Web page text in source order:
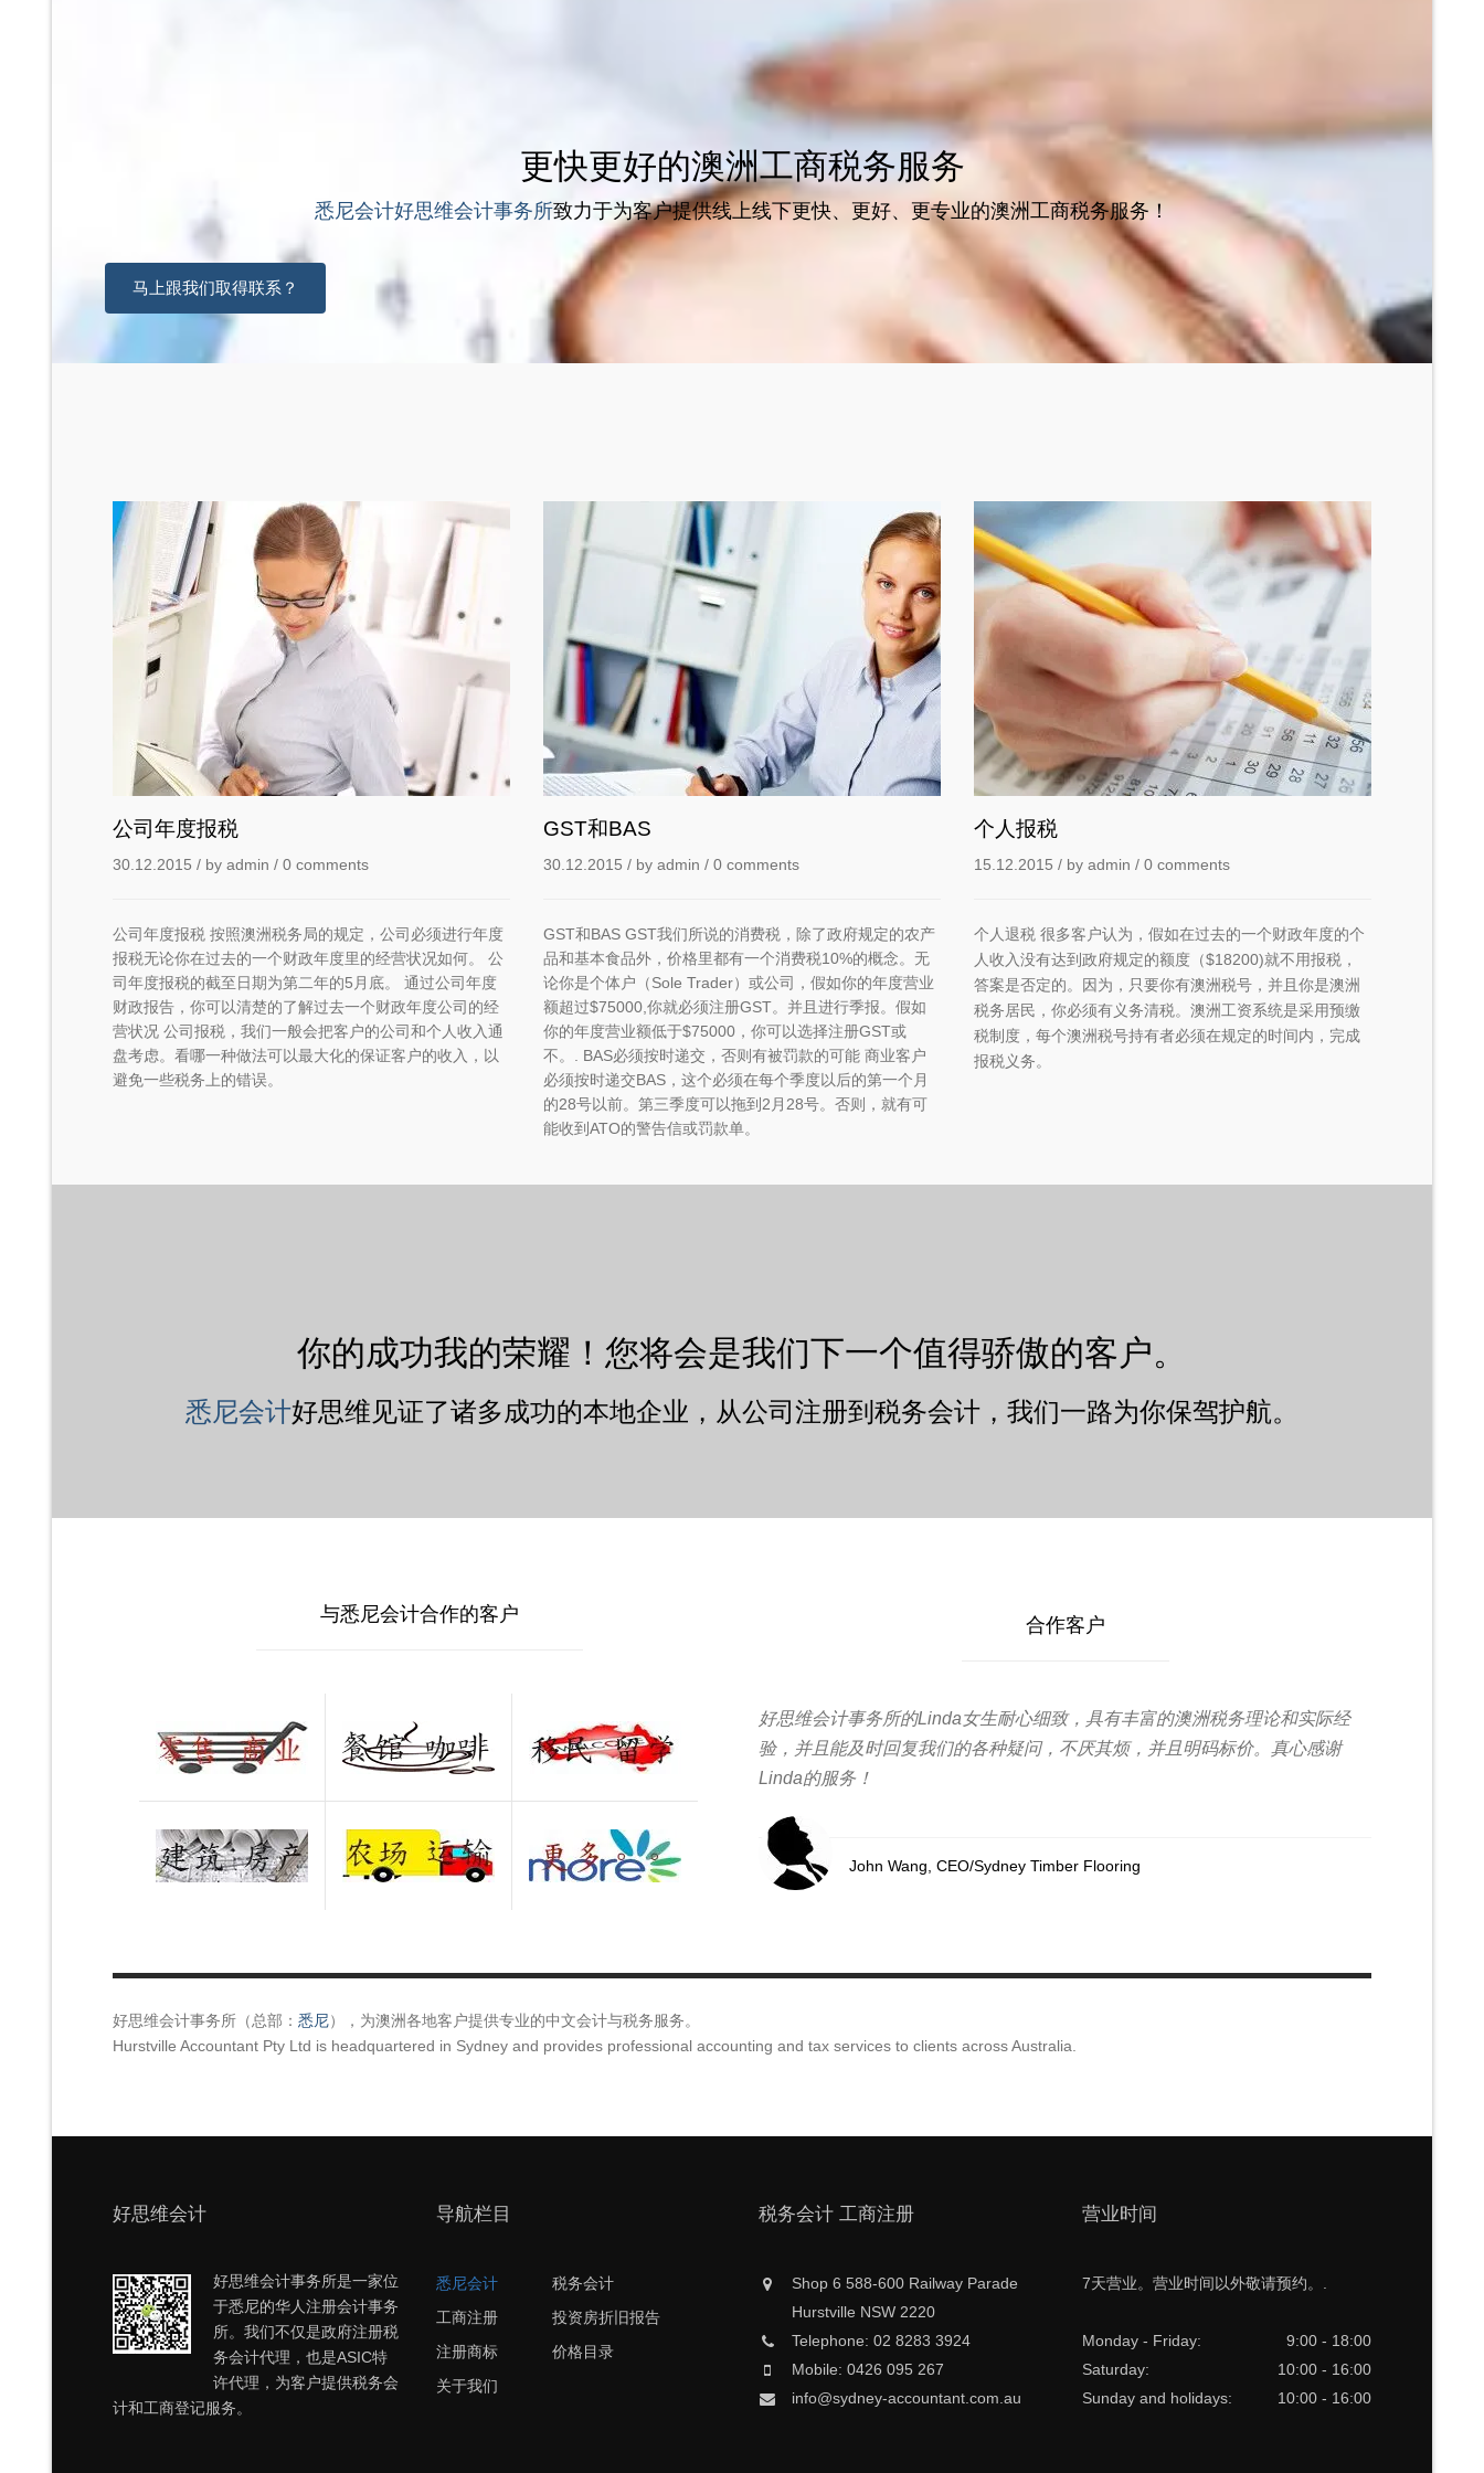
更快更好的澳洲工商税务服务
悉尼会计好思维会计事务所致力于为客户提供线上线下更快、更好、更专业的澳洲工商税务服务！
马上跟我们取得联系？
公司年度报税
30.12.2015 / by admin / 0 comments
公司年度报税 按照澳洲税务局的规定，公司必须进行年度
报税无论你在过去的一个财政年度里的经营状况如何。 公
司年度报税的截至日期为第二年的5月底。 通过公司年度
财政报告，你可以清楚的了解过去一个财政年度公司的经
营状况 公司报税，我们一般会把客户的公司和个人收入通
盘考虑。看哪一种做法可以最大化的保证客户的收入，以
避免一些税务上的错误。
GST和BAS
30.12.2015 / by admin / 0 comments
GST和BAS GST我们所说的消费税，除了政府规定的农产
品和基本食品外，价格里都有一个消费税10%的概念。无
论你是个体户（Sole Trader）或公司，假如你的年度营业
额超过$75000,你就必须注册GST。并且进行季报。假如
你的年度营业额低于$75000，你可以选择注册GST或
不。. BAS必须按时递交，否则有被罚款的可能 商业客户
必须按时递交BAS，这个必须在每个季度以后的第一个月
的28号以前。第三季度可以拖到2月28号。否则，就有可
能收到ATO的警告信或罚款单。
个人报税
15.12.2015 / by admin / 0 comments
个人退税 很多客户认为，假如在过去的一个财政年度的个
人收入没有达到政府规定的额度（$18200)就不用报税，
答案是否定的。因为，只要你有澳洲税号，并且你是澳洲
税务居民，你必须有义务清税。澳洲工资系统是采用预缴
税制度，每个澳洲税号持有者必须在规定的时间内，完成
报税义务。
你的成功我的荣耀！您将会是我们下一个值得骄傲的客户。
悉尼会计好思维见证了诸多成功的本地企业，从公司注册到税务会计，我们一路为你保驾护航。
与悉尼会计合作的客户 合作客户
好思维会计事务所的Linda女生耐心细致，具有丰富的澳洲税务理论和实际经
验，并且能及时回复我们的各种疑问，不厌其烦，并且明码标价。真心感谢
Linda的服务！
John Wang, CEO/Sydney Timber Flooring
好思维会计事务所（总部： 悉尼），为澳洲各地客户提供专业的中文会计与税务服务。
Hurstville Accountant Pty Ltd is headquartered in Sydney and provides professional accounting and tax services to clients across Australia.
好思维会计
好思维会计事务所是一家位
于悉尼的华人注册会计事务
所。我们不仅是政府注册税
务会计代理，也是ASIC特
许代理，为客户提供税务会
计和工商登记服务。
导航栏目
悉尼会计
税务会计
工商注册
投资房折旧报告
注册商标
价格目录
关于我们
税务会计 工商注册
Shop 6 588-600 Railway Parade
Hurstville NSW 2220
Telephone: 02 8283 3924
Mobile: 0426 095 267
info@sydney-accountant.com.au
营业时间
7天营业。营业时间以外敬请预约。.
Monday - Friday:
9:00 - 18:00
Saturday:
10:00 - 16:00
Sunday and holidays:
10:00 - 16:00